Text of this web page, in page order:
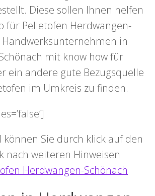
Diese sollen Ihnen helfen
für Pelletofen Herdwangen-
Handwerksunternehmen in
mit know how für
ein andere gute Bezugsquelle
im Umkreis zu finden.
können Sie durch klick auf den
nach weiteren Hinweisen
Herdwangen-Schönach